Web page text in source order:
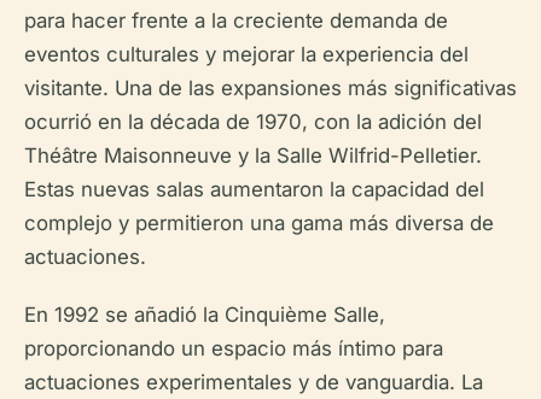
para hacer frente a la creciente demanda de
eventos culturales y mejorar la experiencia del
visitante. Una de las expansiones más significativas
ocurrió en la década de 1970, con la adición del
Théâtre Maisonneuve y la Salle Wilfrid-Pelletier.
Estas nuevas salas aumentaron la capacidad del
complejo y permitieron una gama más diversa de
actuaciones.
En 1992 se añadió la Cinquième Salle,
proporcionando un espacio más íntimo para
actuaciones experimentales y de vanguardia. La